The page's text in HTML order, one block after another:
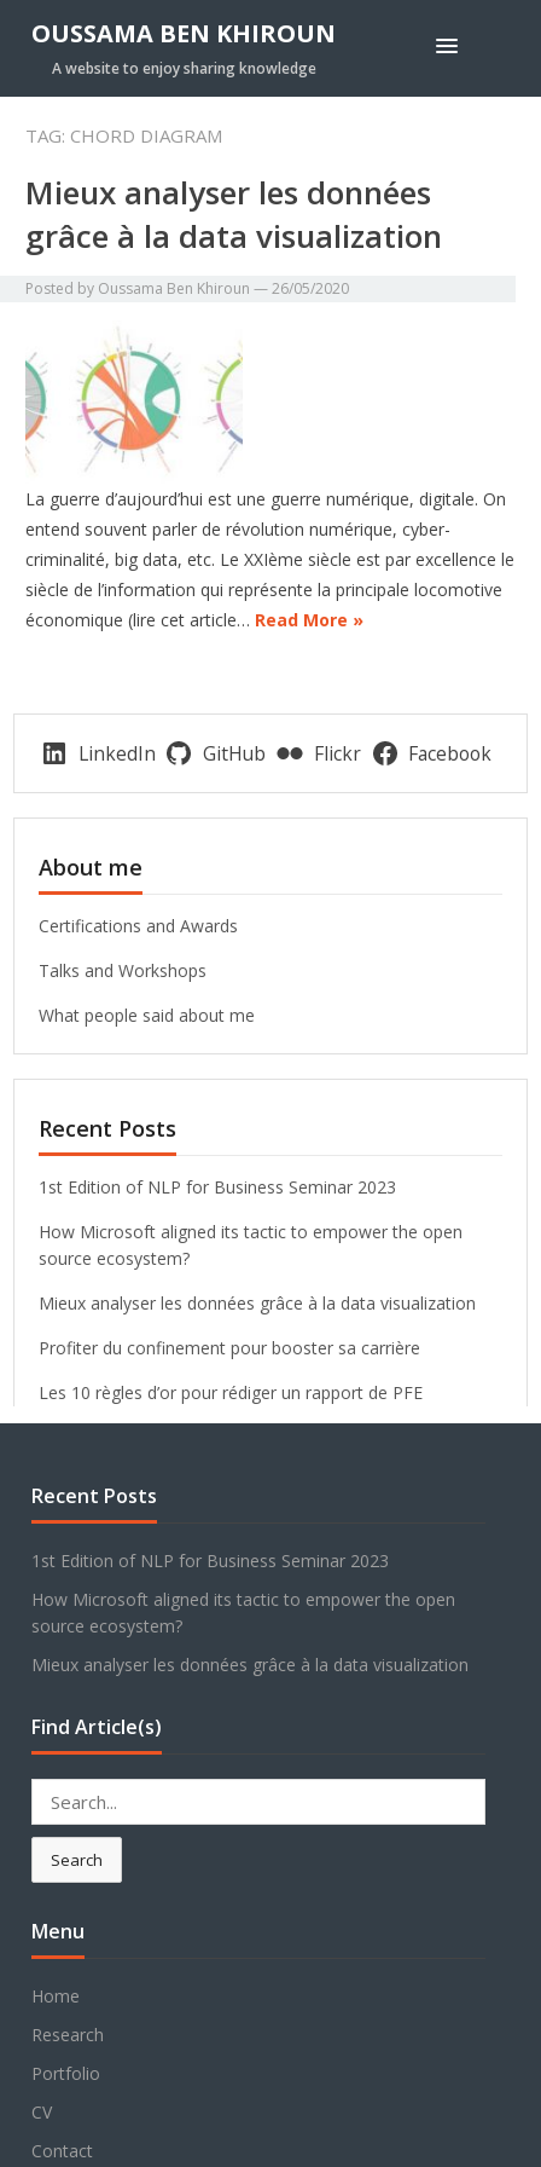
OUSSAMA BEN KHIROUN
A website to enjoy sharing knowledge
TAG: CHORD DIAGRAM
Mieux analyser les données
grâce à la data visualization
Posted by Oussama Ben Khiroun —26/05/2020
La guerre d’aujourd’hui est une guerre numérique, digitale. On
entend souvent parler de révolution numérique, cyber-
criminalité, big data, etc. Le XXIème siècle est par excellence le
siècle de l’information qui représente la principale locomotive
économique (lire cet article… Read More »
LinkedIn GitHub Flickr Facebook
About me
Certifications and Awards
Talks and Workshops
What people said about me
Recent Posts
1st Edition of NLP for Business Seminar 2023
How Microsoft aligned its tactic to empower the open
source ecosystem?
Mieux analyser les données grâce à la data visualization
Profiter du confinement pour booster sa carrière
Les 10 règles d’or pour rédiger un rapport de PFE
Recent Posts
1st Edition of NLP for Business Seminar 2023
How Microsoft aligned its tactic to empower the open
source ecosystem?
Mieux analyser les données grâce à la data visualization
Find Article(s)
for:
Search
Menu
Home
Research
Portfolio
CV
Contact